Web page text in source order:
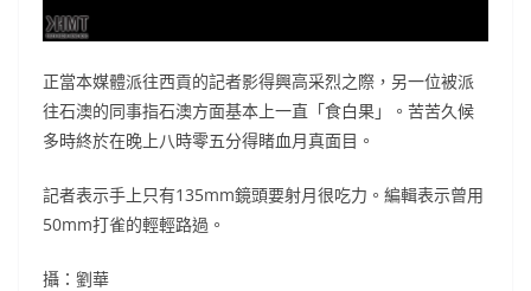
正當本媒體派往西貢的記者影得興高采烈之際，另一位被派
往石澳的同事指石澳方面基本上一直「食白果」。苦苦久候
多時終於在晚上八時零五分得睹血月真面目。
記者表示手上只有135mm鏡頭要射月很吃力。編輯表示曾用
50mm打雀的輕輕路過。
攝：劉華